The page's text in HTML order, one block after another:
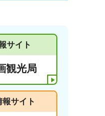
サイト
観光局
サイト